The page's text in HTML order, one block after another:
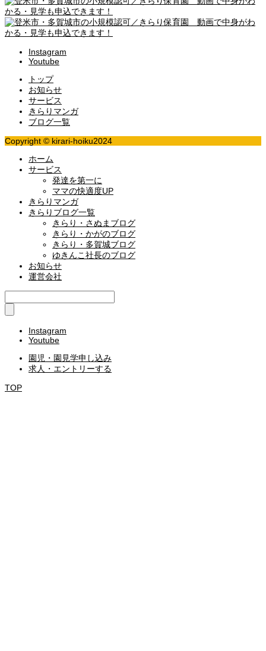
Instagram
Youtube
トップ
お知らせ
サービス
きらりマンガ
ブログ一覧
Copyright © kirari-hoiku2024
ホーム
サービス
発達を第一に
ママの快適度UP
きらりマンガ
きらりブログ一覧
きらり・さぬまブログ
きらり・かがのブログ
きらり・多賀城ブログ
ゆきんこ社長のブログ
お知らせ
運営会社
Instagram
Youtube
園児・園見学申し込み
求人・エントリーする
TOP